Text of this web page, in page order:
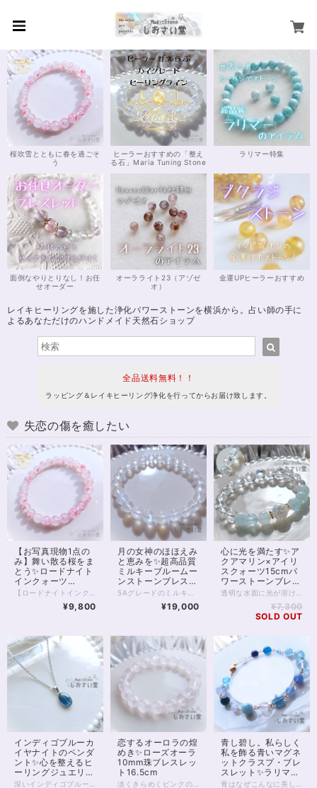
桜吹雪とともに春を過ごそ
う
ヒーラーおすすめの「整え
る石」Maria Tuning Stone
ラリマー特集
面倒なやりとりなし！お任
せオーダー
オーラライト23（アゾゼ
オ）
金運UPヒーラーおすすめ
レイキヒーリングを施した浄化パワーストーンを横浜から。占い師の手に
よるあなただけのハンドメイド天然石ショップ
全品送料無料！！
ラッピング＆レイキヒーリング浄化を行ってからお届け致します。
失恋の傷を癒したい
【お写真現物1点の
み】舞い散る桜をま
とう✨ロードナイト
インクォーツ
16.5cmブレスレッ
¥9,800
月の女神のほほえみ
と恵みを✨超高品質
ミルキーブルームー
ンストーンブレスレ
ット16.5cm
¥19,000
心に光を満たす✨ア
クアマリン×アイリ
スクォーツ15cmパ
ワーストーンブレス
レット
¥7,300
SOLD OUT
インディゴブルーカ
イヤナイトのペンダ
ント✨心を整えるヒ
ーリングジュエリ
ー・直感を高める／
恋するオーロラの煌
めき✨ローズオーラ
10mm珠ブレスレッ
ト16.5cm
青し碧し。私らしく
私を飾る青いマグネ
ットクラスプ・ブレ
スレット✨ラリマー
他17cm